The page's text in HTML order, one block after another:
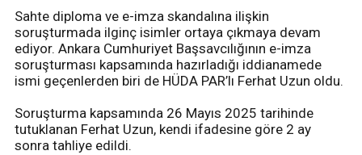
Sahte diploma ve e-imza skandalına ilişkin
soruşturmada ilginç isimler ortaya çıkmaya devam
ediyor. Ankara Cumhuriyet Başsavcılığının e-imza
soruşturması kapsamında hazırladığı iddianamede
ismi geçenlerden biri de HÜDA PAR’lı Ferhat Uzun oldu.
Soruşturma kapsamında 26 Mayıs 2025 tarihinde
tutuklanan Ferhat Uzun, kendi ifadesine göre 2 ay
sonra tahliye edildi.